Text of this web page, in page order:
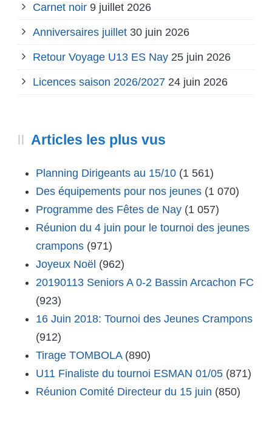
Carnet noir 9 juillet 2026
Anniversaires juillet 30 juin 2026
Retour Voyage U13 ES Nay 25 juin 2026
Licences saison 2026/2027 24 juin 2026
Articles les plus vus
Planning Dirigeants au 15/10 (1 561)
Des équipements pour nos jeunes (1 070)
Programme des Fêtes de Nay (1 057)
Réunion du 4 juin pour le tournoi des jeunes
crampons (971)
Joyeux Noël (962)
20190113 Seniors A 0-2 Bassin Arcachon FC
(923)
16 Juin 2018: Tournoi des Jeunes Crampons
(912)
Tirage TOMBOLA (890)
U11 Finaliste du tournoi ESMAN 01/05 (871)
Réunion Comité Directeur du 15 juin (850)